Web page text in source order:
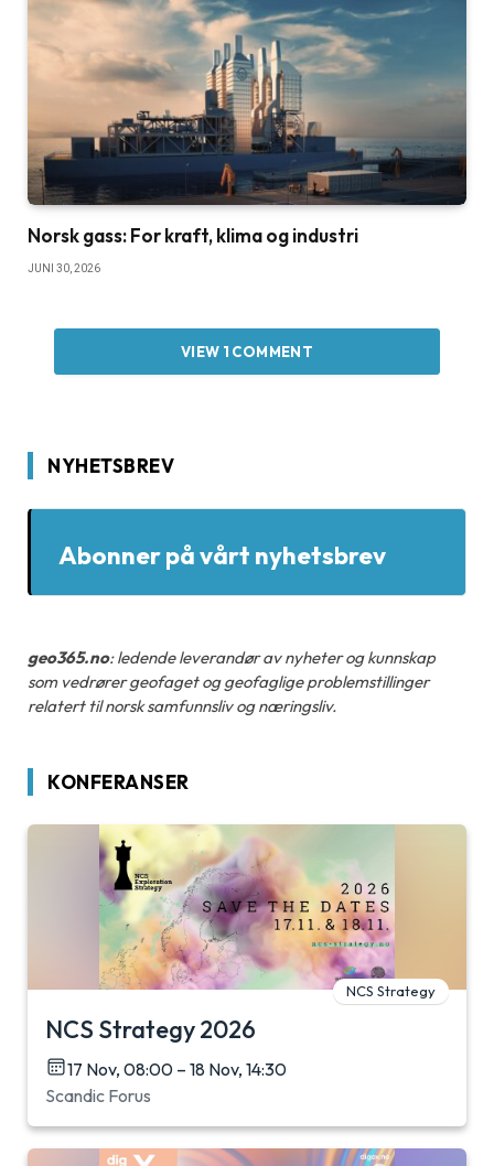
Norsk gass: For kraft, klima og industri
JUNI 30, 2026
VIEW 1 COMMENT
NYHETSBREV
Abonner på vårt nyhetsbrev
geo365.no: ledende leverandør av nyheter og kunnskap
som vedrører geofaget og geofaglige problemstillinger
relatert til norsk samfunnsliv og næringsliv.
KONFERANSER
NCS Strategy
NCS Strategy 2026
17 Nov, 08:00 – 18 Nov, 14:30
Scandic Forus